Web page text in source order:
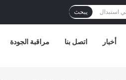
يبحث
مراقبة الجودة اتصل بنا أخبار